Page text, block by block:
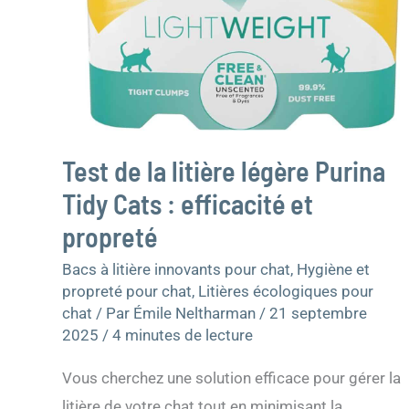
Test de la litière légère Purina
Tidy Cats : efficacité et
propreté
Bacs à litière innovants pour chat, Hygiène et
propreté pour chat, Litières écologiques pour
chat / Par Émile Neltharman / 21 septembre
2025 / 4 minutes de lecture
Vous cherchez une solution efficace pour gérer la